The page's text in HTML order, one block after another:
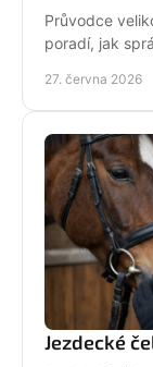
Průvodce
poradí, jak
27. června 2026
Jezdecké